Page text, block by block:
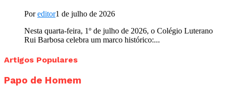
Poreditor1 de julho de 2026
Nesta quarta-feira, 1º de julho de 2026, o Colégio Luterano
Rui Barbosa celebra um marco histórico:...
Artigos Populares
Papo de Homem